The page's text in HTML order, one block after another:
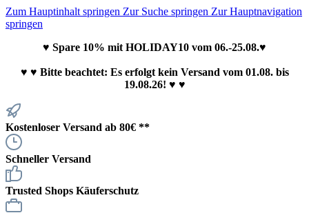
Zum Hauptinhalt springen Zur Suche springen Zur Hauptnavigation
springen
♥ Spare 10% mit HOLIDAY10 vom 06.-25.08.♥
♥ ♥ Bitte beachtet: Es erfolgt kein Versand vom 01.08. bis
19.08.26! ♥ ♥
Kostenloser Versand ab 80€ **
Schneller Versand
Trusted Shops Käuferschutz